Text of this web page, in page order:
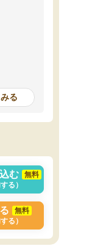
る
む
無料
る）
無料
る）